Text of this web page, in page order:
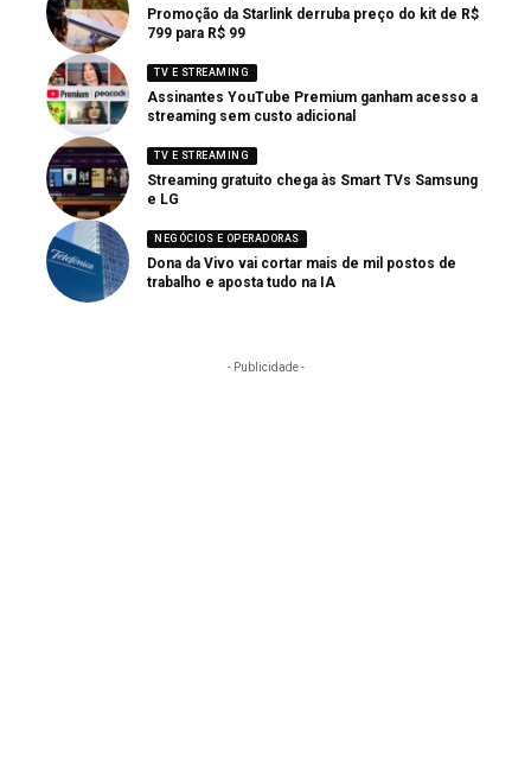
Promoção da Starlink derruba preço do kit de R$
799 para R$ 99
TV E STREAMING
Assinantes YouTube Premium ganham acesso a
streaming sem custo adicional
TV E STREAMING
Streaming gratuito chega às Smart TVs Samsung
e LG
NEGÓCIOS E OPERADORAS
Dona da Vivo vai cortar mais de mil postos de
trabalho e aposta tudo na IA
- Publicidade -